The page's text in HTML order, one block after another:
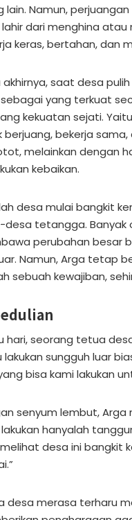
lain. Namun,
dari menghina atau
keras, bertahan, dan
akhirnya, saat desa
yang terkuat
kekuatan sejati.
berjuang, bekerja
melainkan dengan
kebaikan.
desa mulai bangkit
desa tetangga. Banyak
perubahan besar
Namun, Arga tetap
sebuah kewajiban,
hari, seorang tetua
lakukan sungguh luar
bisa kami lakukan
senyum lembut, Arga
hanyalah
desa ini bangkit
desa merasa terharu